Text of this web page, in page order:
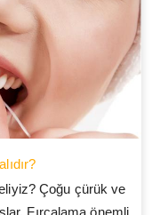
Çoğu çürük ve
Fırçalama önemli